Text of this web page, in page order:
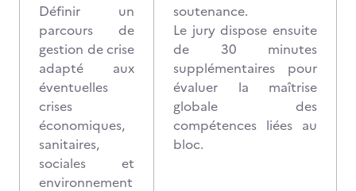
Définir un
parcours de
gestion de crise
adapté aux
éventuelles
crises
économiques,
sanitaires,
sociales et
environnement
soutenance.
Le jury dispose ensuite
de 30 minutes
supplémentaires pour
évaluer la maîtrise
globale des
compétences liées au
bloc.